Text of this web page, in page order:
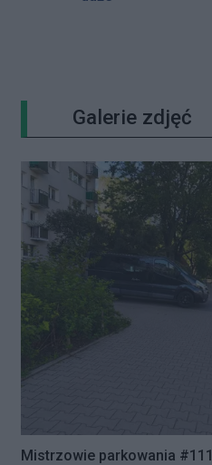
Galerie zdjęć
Mistrzowie parkowania #111